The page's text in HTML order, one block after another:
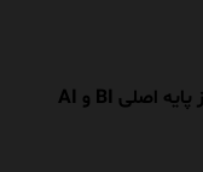
Data Warehouse چیست و چرا هنوز پایه اصلی BI و AI